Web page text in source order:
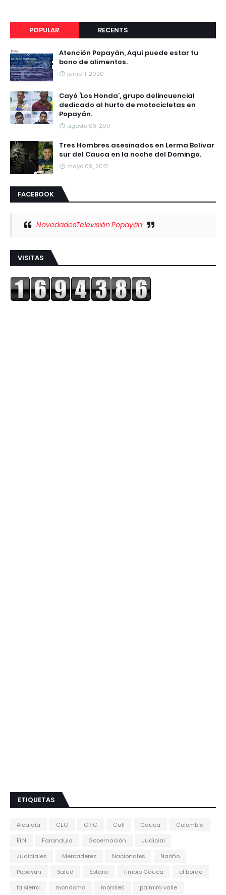
POPULAR RECENTS
Atención Popayán, Aquí puede estar tu
bono de alimentos.
junio 11, 2020
Cayó ‘Los Honda’, grupo delincuencial
dedicado al hurto de motocicletas en
Popayán.
agosto 03, 2017
Tres Hombres asesinados en Lerma Bolívar
sur del Cauca en la noche del Domingo.
mayo 09, 2021
FACEBOOK
NovedadesTelevisión Popayán
VISITAS
ETIQUETAS
Alcaldía CEO CRIC Cali Cauca
Colombia
ELN
Farandula Gobernación
Judicial
Judiciales
Mercaderes Nacionales
Nariño
Popayán
Salud Sotara Timbio Cauca
el bordo
la sierra
mondomo morales palmira valle